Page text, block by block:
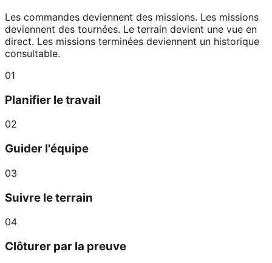
Les commandes deviennent des missions. Les missions
deviennent des tournées. Le terrain devient une vue en
direct. Les missions terminées deviennent un historique
consultable.
01
Planifier le travail
02
Guider l'équipe
03
Suivre le terrain
04
Clôturer par la preuve